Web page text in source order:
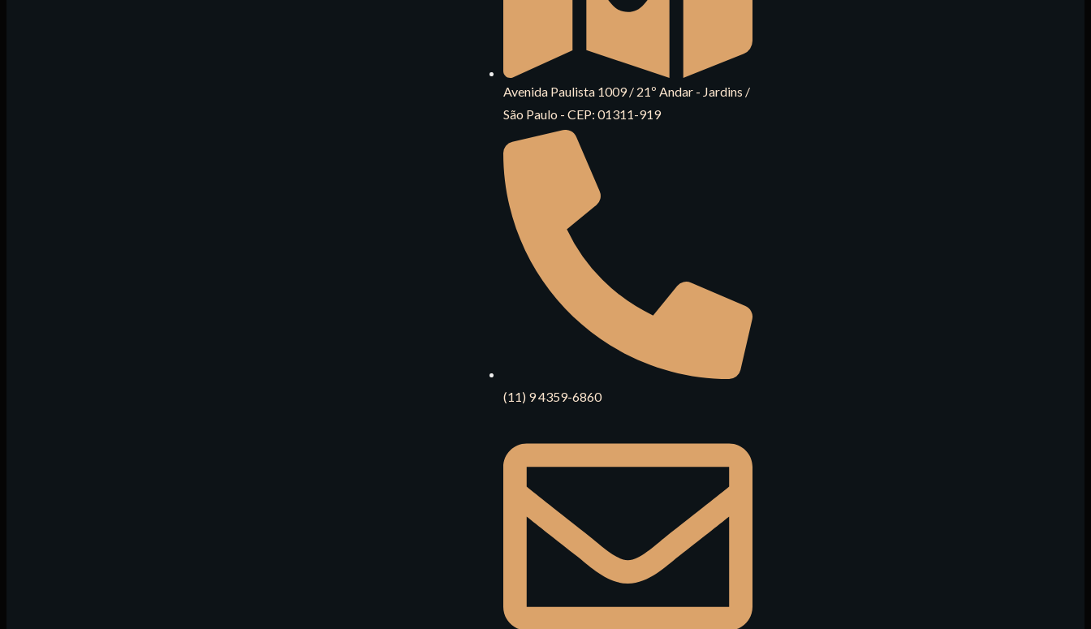
Avenida Paulista 1009 / 21º Andar - Jardins /
São Paulo - CEP: 01311-919
(11) 9 4359-6860